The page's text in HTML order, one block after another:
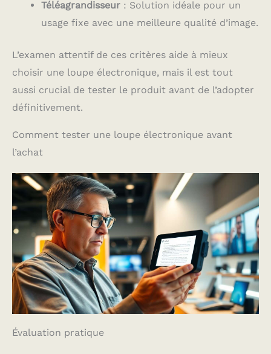
Téléagrandisseur : Solution idéale pour un
usage fixe avec une meilleure qualité d’image.
L’examen attentif de ces critères aide à mieux
choisir une loupe électronique, mais il est tout
aussi crucial de tester le produit avant de l’adopter
définitivement.
Comment tester une loupe électronique avant
l’achat
Évaluation pratique